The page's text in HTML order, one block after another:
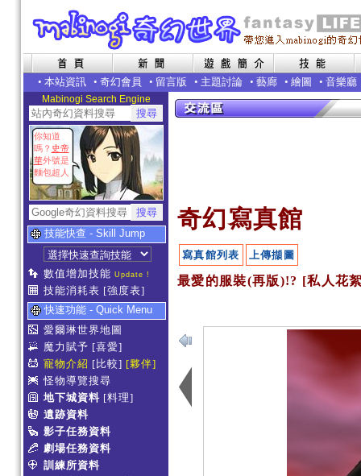
• 本站資訊 • 奇幻會員 • 留言版 • 主題討論 • 藝廊 • 繪圖 • 音樂廳
Mabinogi Search Engine
你知道
嗎？ 史帝
華外號是
麵包超人
技能快查 - Skill Jump
數值增加技能 Update !
技能消耗表 [強度表]
快速功能 - Quick Menu
愛爾琳世界地圖
魔力賦予 [喜愛]
寵物介紹 [比較] [夥伴]
怪物導覽搜尋
地下城資料 [料理]
遺跡資料
影子任務資料
劇場任務資料
訓練所資料
奇幻寫真館
寫真館列表 上傳擷圖
最愛的服裝(再版)!? [私人花